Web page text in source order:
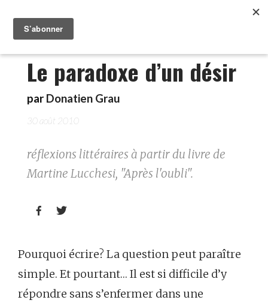
Le paradoxe d’un désir
par Donatien Grau
30 août 2010
réflexions littéraires à partir du livre de
Martine Lucchesi, "Après l'oubli".
 
Pourquoi écrire? La question peut paraître
simple. Et pourtant… Il est si difficile d’y
répondre sans s’enfermer dans une